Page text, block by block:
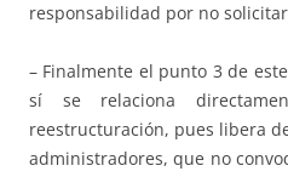
responsabilidad por no
– Finalmente el punto 3 de
sí se relaciona
reestructuración, pues libera
administradores, que no